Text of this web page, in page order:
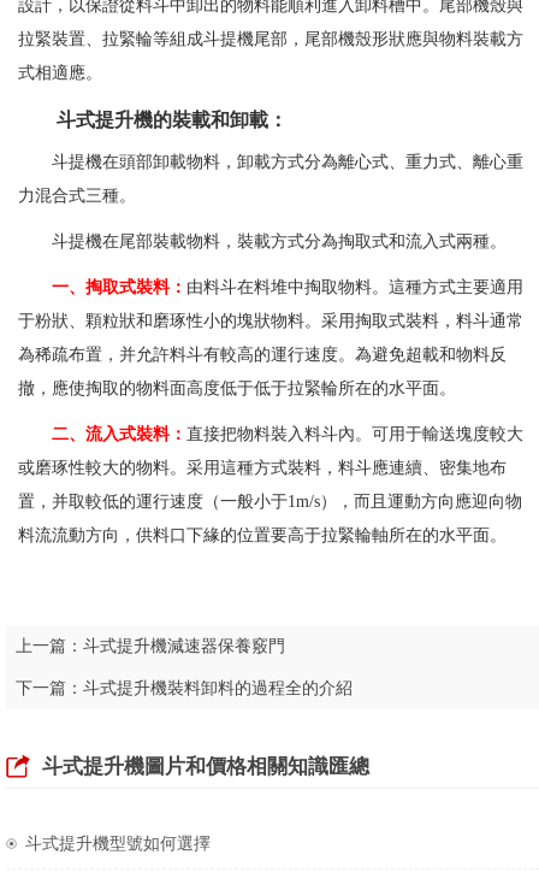
設計，以保證從料斗中卸出的物料能順利進入卸料槽中。尾部機殼與
拉緊裝置、拉緊輪等組成斗提機尾部，尾部機殼形狀應與物料裝載方
式相適應。
斗式提升機的裝載和卸載：
斗提機在頭部卸載物料，卸載方式分為離心式、重力式、離心重
力混合式三種。
斗提機在尾部裝載物料，裝載方式分為掏取式和流入式兩種。
一、 掏取式裝料： 由料斗在料堆中掏取物料。這種方式主要適用
于粉狀、顆粒狀和磨琢性小的塊狀物料。采用掏取式裝料，料斗通常
為稀疏布置，并允許料斗有較高的運行速度。為避免超載和物料反
撤，應使掏取的物料面高度低于低于拉緊輪所在的水平面。
二、流入式裝料： 直接把物料裝入料斗內。可用于輸送塊度較大
或磨琢性較大的物料。采用這種方式裝料，料斗應連續、密集地布
置，并取較低的運行速度（一般小于1m/s），而且運動方向應迎向物
料流流動方向，供料口下緣的位置要高于拉緊輪軸所在的水平面。
上一篇： 斗式提升機減速器保養竅門
下一篇： 斗式提升機裝料卸料的過程全的介紹
斗式提升機圖片和價格相關知識匯總
斗式提升機型號如何選擇